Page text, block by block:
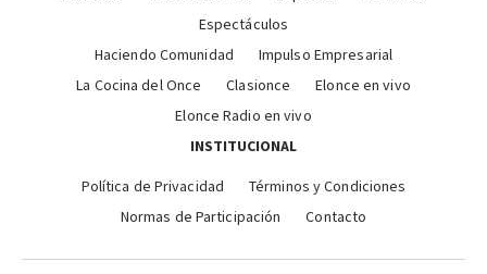
Espectáculos
Haciendo Comunidad
Impulso Empresarial
La Cocina del Once
Clasionce
Elonce en vivo
Elonce Radio en vivo
INSTITUCIONAL
Política de Privacidad
Términos y Condiciones
Normas de Participación
Contacto